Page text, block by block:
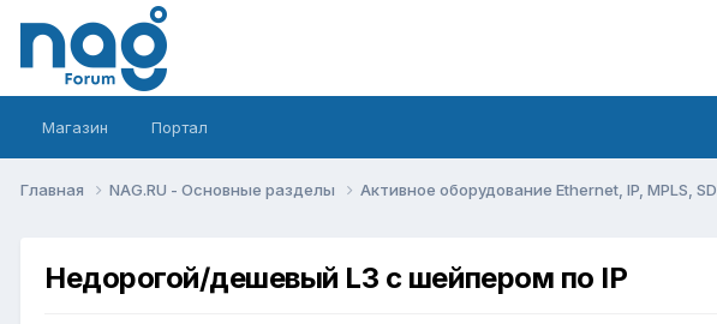
Магазин Портал
Главная NAG.RU - Основные разделы Активное оборудование Ethernet, IP, MPLS,
Недорогой/дешевый L3 с шейпером по IP